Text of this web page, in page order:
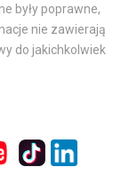
były poprawne,
nie zawierają
do jakichkolwiek